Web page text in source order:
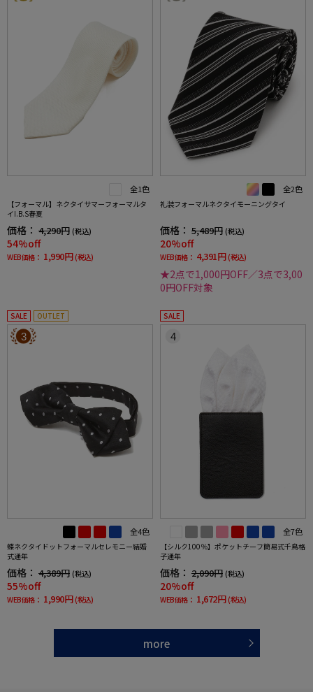
全1色
【フォーマル】ネクタイサマーフォーマルタ
イI.B.S春夏
価格： 4,290円 (税込)
54%off
WEB価格： 1,990円 (税込)
全2色
礼装フォーマルネクタイモーニングタイ
価格： 5,489円 (税込)
20%off
WEB価格： 4,391円 (税込)
★2点で1,000円OFF／3点で3,00
0円OFF対象
SALE OUTLET
3
全4色
蝶ネクタイドットフォーマルセレモニー結婚
式通年
価格： 4,389円 (税込)
55%off
WEB価格： 1,990円 (税込)
SALE
4
全7色
【シルク100％】ポケットチーフ簡易式千鳥格
子通年
価格： 2,090円 (税込)
20%off
WEB価格： 1,672円 (税込)
more